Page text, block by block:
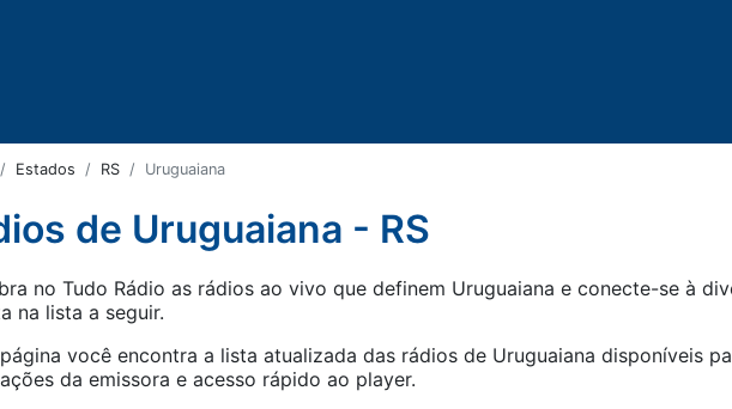
Estados RS Uruguaiana
de Uruguaiana - RS
no Tudo Rádio as rádios ao vivo que definem Uruguaiana e conecte-se à
na lista a seguir.
você encontra a lista atualizada das rádios de Uruguaiana disponíveis
da emissora e acesso rápido ao player.